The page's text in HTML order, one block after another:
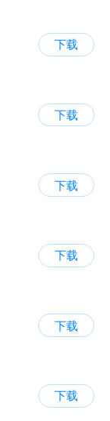
下载
下载
下载
下载
下载
下载